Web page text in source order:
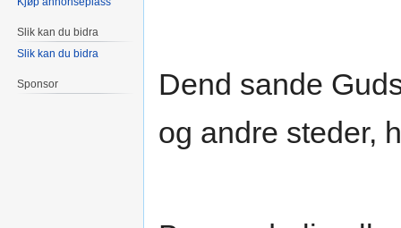
Dend sande
og andre steder,
Slik kan du bidra
Slik kan du bidra
Sponsor